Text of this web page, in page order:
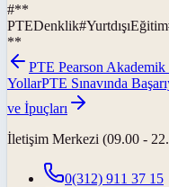
#**
PTEDenklik#YurtdışıEğitim
**
PTE Pearson
YollarPTE Sınavında
ve İpuçları
İletişim Merkezi (09.00 -
0(312) 911 37 15